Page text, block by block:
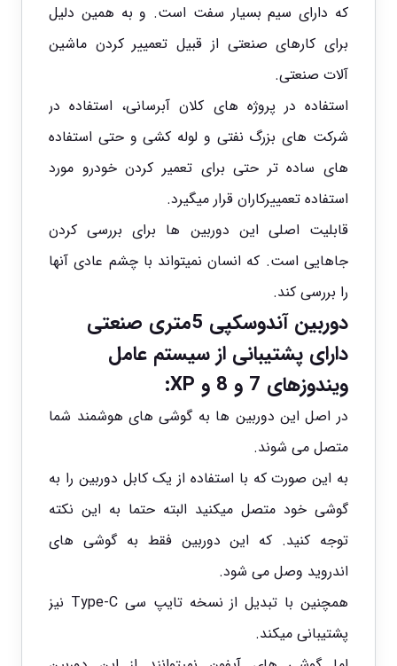
که دارای سیم بسیار سفت است. و به همین دلیل
برای کارهای صنعتی از قبیل تعمییر کردن ماشین
آلات صنعتی.
استفاده در پروژه های کلان آبرسانی، استفاده در
شرکت های بزرگ نفتی و لوله کشی و حتی استفاده
های ساده تر حتی برای تعمیر کردن خودرو مورد
استفاده تعمییرکاران قرار میگیرد.
قابلیت اصلی این دوربین ها برای بررسی کردن
جاهایی است. که انسان نمیتواند با چشم عادی آنها
را بررسی کند.
دوربین آندوسکپی 5متری صنعتی
دارای پشتیبانی از سیستم عامل
ویندوزهای 7 و 8 و XP:
در اصل این دوربین ها به گوشی های هوشمند شما
متصل می شوند.
به این صورت که با استفاده از یک کابل دوربین را به
گوشی خود متصل میکنید البته حتما به این نکته
توجه کنید. که این دوربین فقط به گوشی های
اندروید وصل می شود.
همچنین با تبدیل از نسخه تایپ سی Type-C نیز
پشتیبانی میکند.